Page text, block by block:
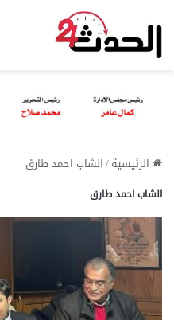
الرئيسية/الشاب احمد طارق
الشاب احمد طارق